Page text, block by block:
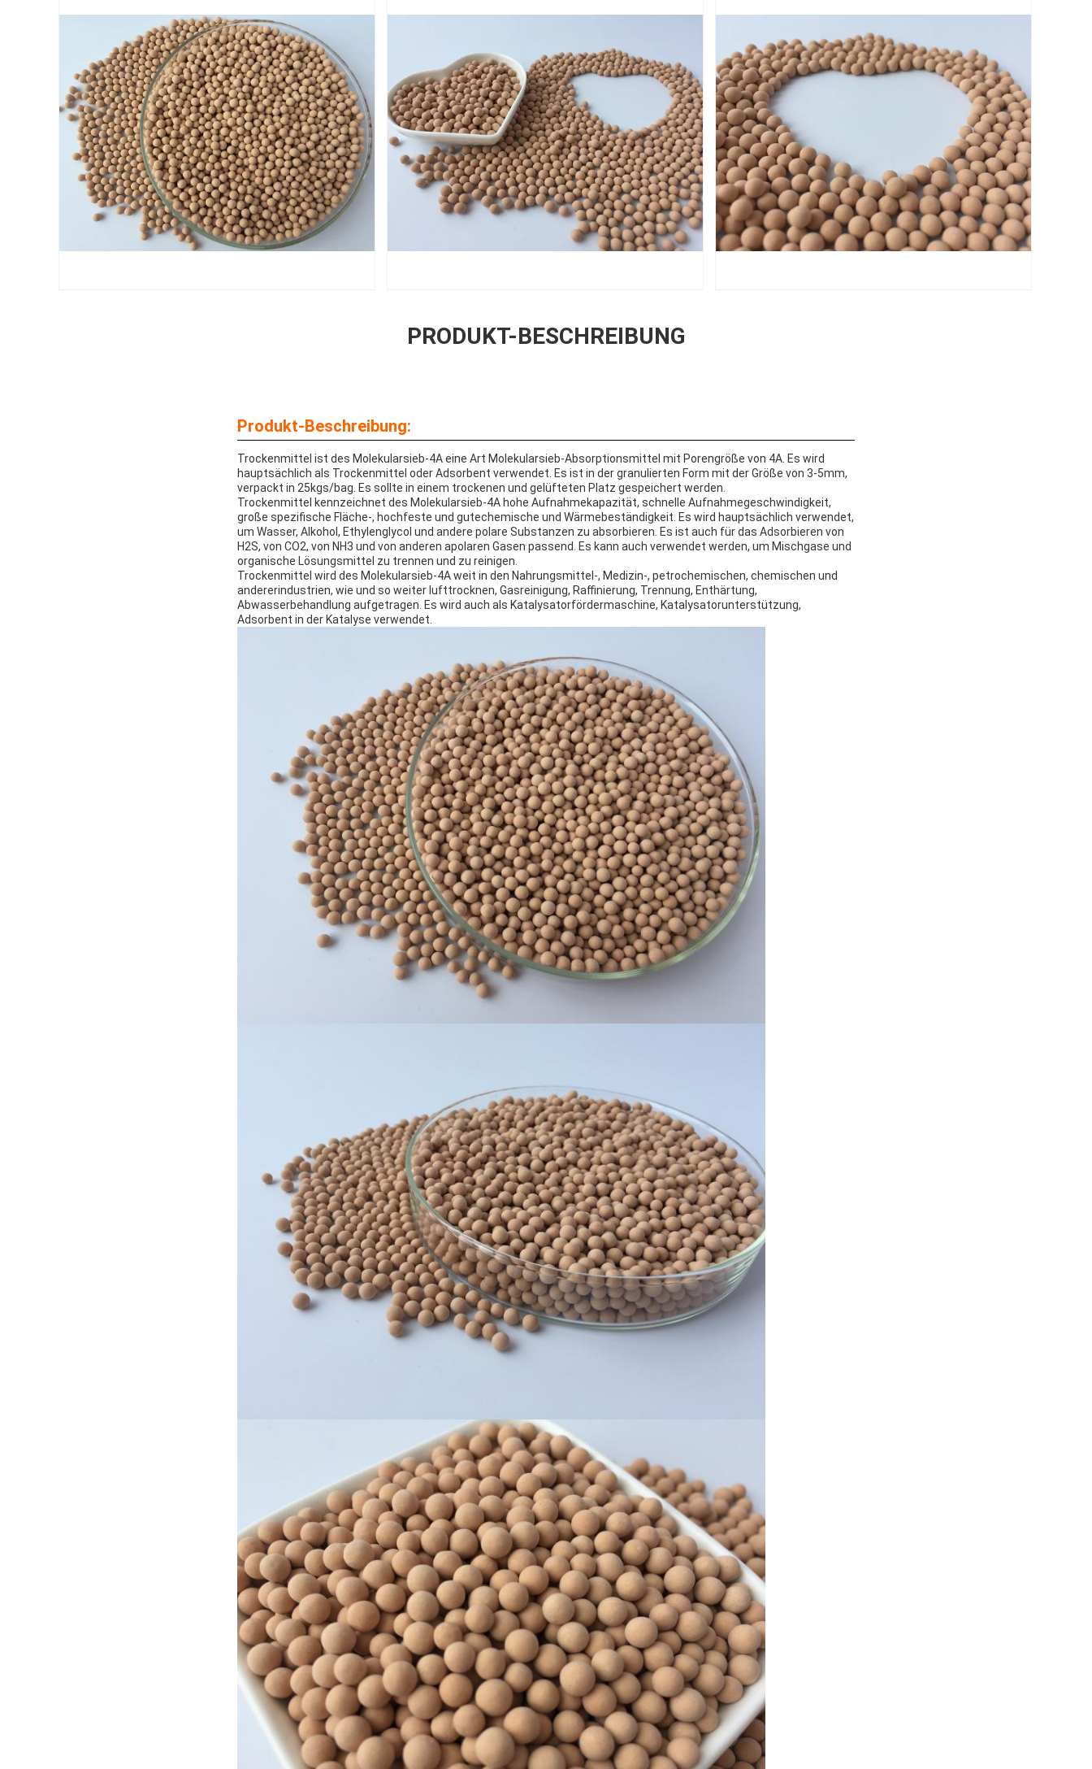
PRODUKT-BESCHREIBUNG
Produkt-Beschreibung:
Trockenmittel ist des Molekularsieb-4A eine Art Molekularsieb-Absorptionsmittel mit Porengröße von 4A. Es wird
hauptsächlich als Trockenmittel oder Adsorbent verwendet. Es ist in der granulierten Form mit der Größe von 3-5mm,
verpackt in 25kgs/bag. Es sollte in einem trockenen und gelüfteten Platz gespeichert werden.
Trockenmittel kennzeichnet des Molekularsieb-4A hohe Aufnahmekapazität, schnelle Aufnahmegeschwindigkeit,
große spezifische Fläche-, hochfeste und gutechemische und Wärmebeständigkeit. Es wird hauptsächlich verwendet,
um Wasser, Alkohol, Ethylenglycol und andere polare Substanzen zu absorbieren. Es ist auch für das Adsorbieren von
H2S, von CO2, von NH3 und von anderen apolaren Gasen passend. Es kann auch verwendet werden, um Mischgase und
organische Lösungsmittel zu trennen und zu reinigen.
Trockenmittel wird des Molekularsieb-4A weit in den Nahrungsmittel-, Medizin-, petrochemischen, chemischen und
andererindustrien, wie und so weiter lufttrocknen, Gasreinigung, Raffinierung, Trennung, Enthärtung,
Abwasserbehandlung aufgetragen. Es wird auch als Katalysatorfördermaschine, Katalysatorunterstützung,
Adsorbent in der Katalyse verwendet.